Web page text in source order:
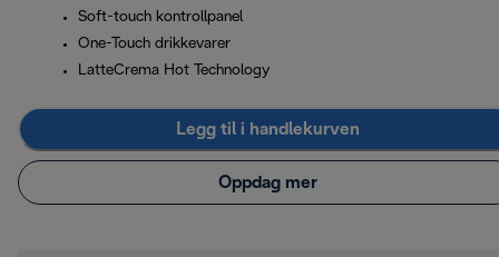
Soft-touch kontrollpanel
One-Touch drikkevarer
LatteCrema Hot Technology
Legg til i handlekurven
Oppdag mer